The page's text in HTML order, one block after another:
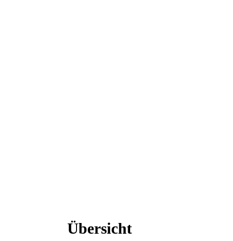
Übersicht